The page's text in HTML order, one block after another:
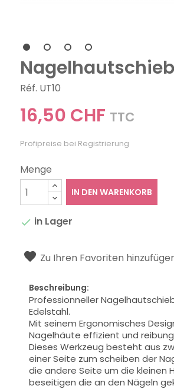
Réf. UT10
16,50 CHF TTC
Profipreise bei Registrierung
Menge
IN DEN WARENKORB
 in Lager
Zu Ihren Favoriten
Beschreibung:
Professionneller
Edelstahl.
Mit seinem Ergonomisches
Nagelhäute effizient und
Dieses Werkzeug besteht aus
einer Seite zum scheiben der
die andere Seiteum die kleinen
beseitigen die an den Nägeln